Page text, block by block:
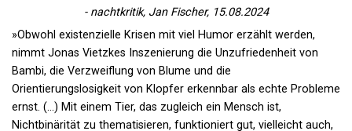
- nachtkritik, Jan Fischer, 15.08.2024
»Obwohl existenzielle Krisen mit viel Humor erzählt werden,
nimmt Jonas Vietzkes Inszenierung die Unzufriedenheit von
Bambi, die Verzweiflung von Blume und die
Orientierungslosigkeit von Klopfer erkennbar als echte Probleme
ernst. (...) Mit einem Tier, das zugleich ein Mensch ist,
Nichtbinärität zu thematisieren, funktioniert gut, vielleicht auch,